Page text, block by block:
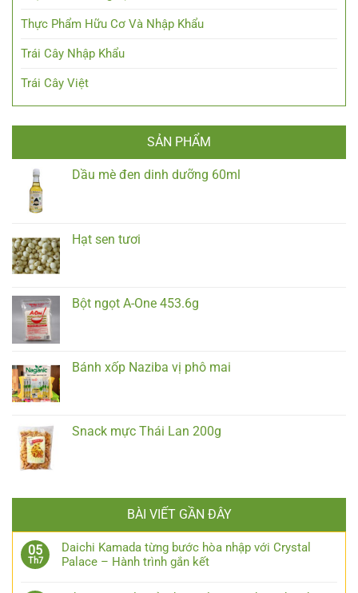
Thực Phẩm Hữu Cơ Và Nhập Khẩu
Trái Cây Nhập Khẩu
Trái Cây Việt
SẢN PHẨM
Dầu mè đen dinh dưỡng 60ml
Hạt sen tươi
Bột ngọt A-One 453.6g
Bánh xốp Naziba vị phô mai
Snack mực Thái Lan 200g
BÀI VIẾT GẦN ĐÂY
05
Th7
Daichi Kamada từng bước hòa nhập với Crystal
Palace – Hành trình gắn kết